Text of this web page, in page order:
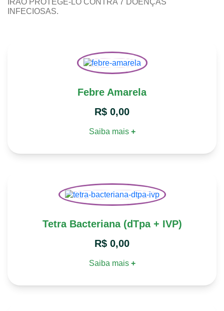
IRÃO PROTEGÊ-LO CONTRA 7 DOENÇAS
INFECIOSAS.
Febre Amarela
R$ 0,00
Saiba mais +
Tetra Bacteriana (dTpa + IVP)
R$ 0,00
Saiba mais +